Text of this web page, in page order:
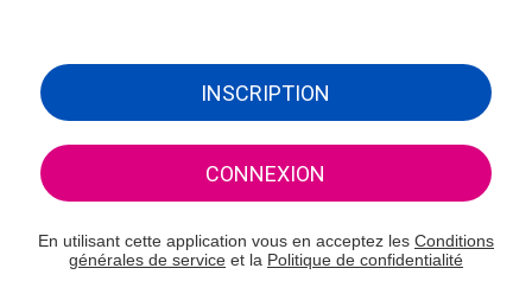
INSCRIPTION
CONNEXION
En utilisant cette application vous en acceptez les Conditions
générales de service et la Politique de confidentialité